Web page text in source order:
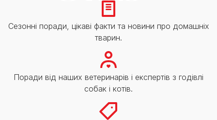
Сезонні поради, цікаві факти та новини про домашніх
тварин.
Поради від наших ветеринарів і експертів з годівлі
собак і котів.